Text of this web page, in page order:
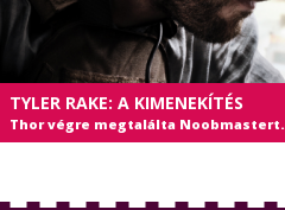
TYLER RAKE: A KIMENEKÍTÉS
Thor végre megtalálta Noobmastert.